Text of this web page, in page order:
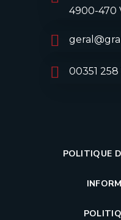
4900-470
00351
POLITIQUE